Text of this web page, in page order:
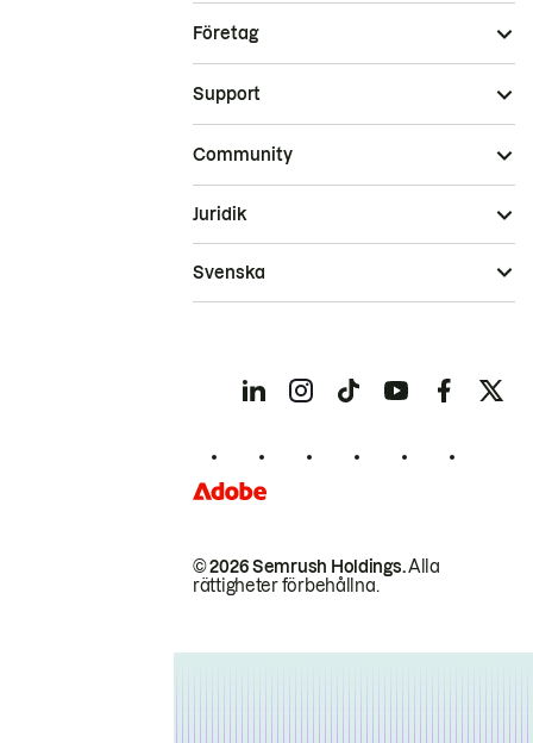
Företag
Support
Community
© 2026 Semrush Holdings.Alla
rättigheter förbehållna.
Juridik
Svenska